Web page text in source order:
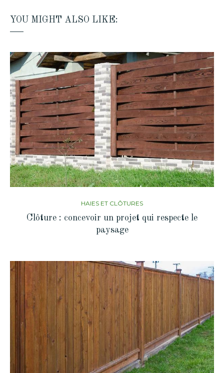
YOU MIGHT ALSO LIKE:
HAIES ET CLÔTURES
Clôture : concevoir un projet qui respecte le
paysage